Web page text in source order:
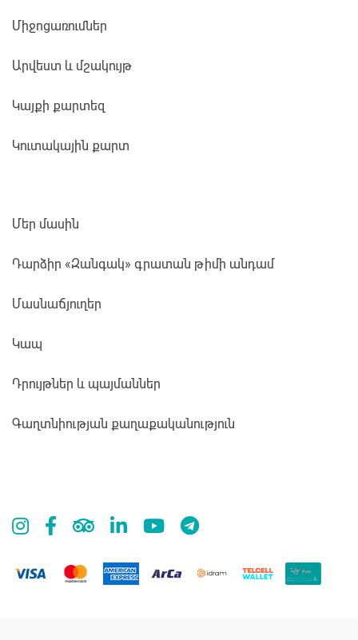
Միջոցառումներ
Արվեստ և մշակույթ
Կայքի քարտեզ
Կուտակային քարտ
Մեր մասին
Դարձիր «Զանգակ» գրատան թիմի անդամ
Մասնաճյուղեր
Կապ
Դրույթներ և պայմաններ
Գաղտնիության քաղաքականություն